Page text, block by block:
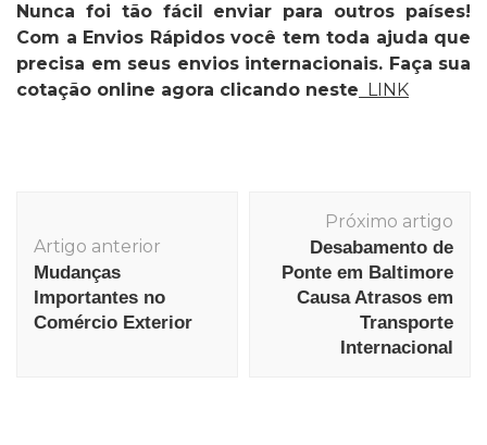
Nunca foi tão fácil enviar para outros países!
Com a Envios Rápidos você tem toda ajuda que
precisa em seus envios internacionais. Faça sua
cotação online agora clicando neste LINK
de
post
Artigo anterior
Mudanças
Importantes no
Comércio Exterior
Próximo artigo
Desabamento de
Ponte em Baltimore
Causa Atrasos em
Transporte
Internacional